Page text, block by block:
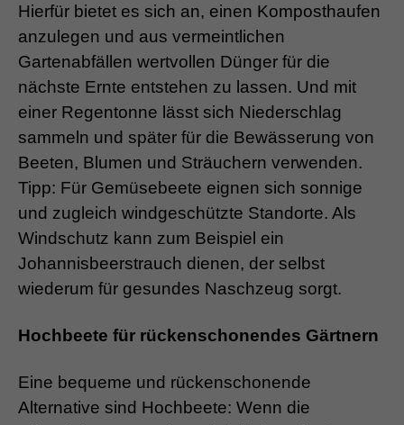
Hierfür bietet es sich an, einen Komposthaufen
anzulegen und aus vermeintlichen
Gartenabfällen wertvollen Dünger für die
nächste Ernte entstehen zu lassen. Und mit
einer Regentonne lässt sich Niederschlag
sammeln und später für die Bewässerung von
Beeten, Blumen und Sträuchern verwenden.
Tipp: Für Gemüsebeete eignen sich sonnige
und zugleich windgeschützte Standorte. Als
Windschutz kann zum Beispiel ein
Johannisbeerstrauch dienen, der selbst
wiederum für gesundes Naschzeug sorgt.
Hochbeete für rückenschonendes Gärtnern
Eine bequeme und rückenschonende
Alternative sind Hochbeete: Wenn die